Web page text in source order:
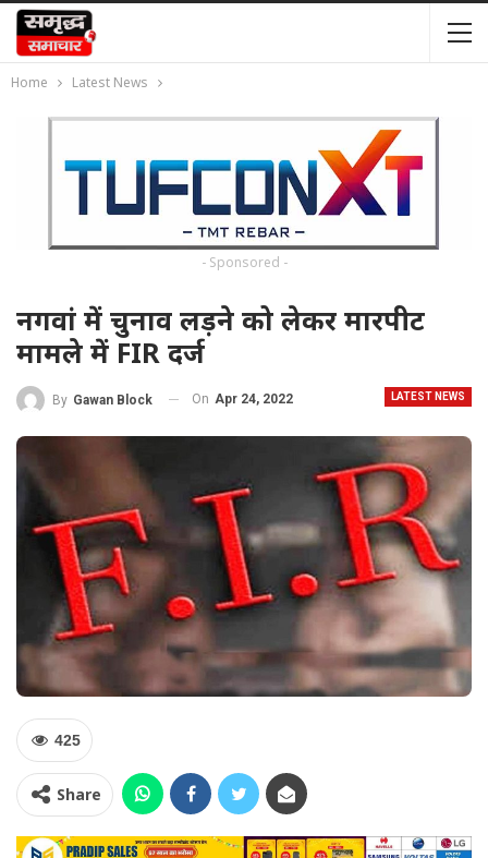
Home Latest News
- Sponsored -
नगवां में चुनाव लड़ने को लेकर मारपीट
मामले में FIR दर्ज
LATEST NEWS
By Gawan Block On Apr 24, 2022
425
Share